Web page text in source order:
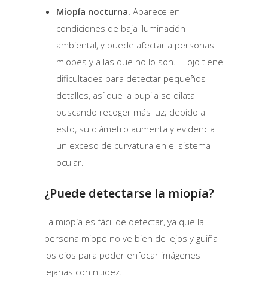
Miopía nocturna. Aparece en
condiciones de baja iluminación
ambiental, y puede afectar a personas
miopes y a las que no lo son. El ojo tiene
dificultades para detectar pequeños
detalles, así que la pupila se dilata
buscando recoger más luz; debido a
esto, su diámetro aumenta y evidencia
un exceso de curvatura en el sistema
ocular.
¿Puede detectarse la miopía?
La miopía es fácil de detectar, ya que la
persona miope no ve bien de lejos y guiña
los ojos para poder enfocar imágenes
lejanas con nitidez.